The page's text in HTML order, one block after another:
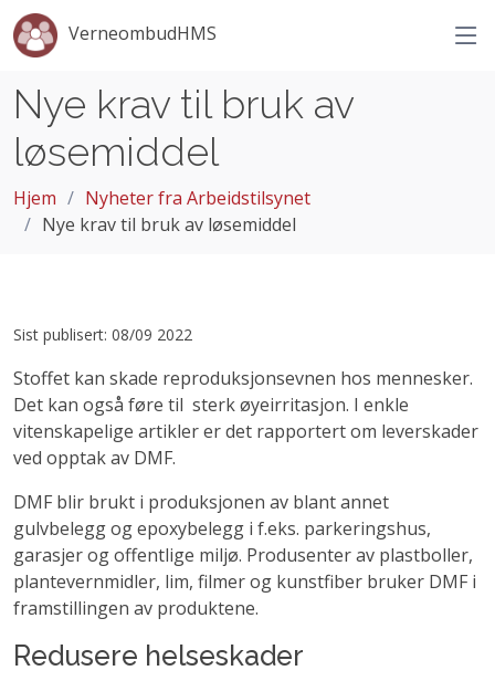
VerneombudHMS
Nye krav til bruk av
løsemiddel
Hjem
Nyheter fra Arbeidstilsynet
Nye krav til bruk av løsemiddel
Sist publisert: 08/09 2022
Stoffet kan skade reproduksjonsevnen hos mennesker.
Det kan også føre til sterkøyeirritasjon. I enkle
vitenskapelige artikler er det rapportert om leverskader
ved opptakav DMF.
DMF blir brukt i produksjonen av blant annet
gulvbeleggogepoxybelegg i f.eks. parkeringshus,
garasjer og offentlige miljø. Produsenter av plastboller,
plantevernmidler, lim, filmer og kunstfiber bruker DMF i
framstillingen av produktene.
Redusere helseskader